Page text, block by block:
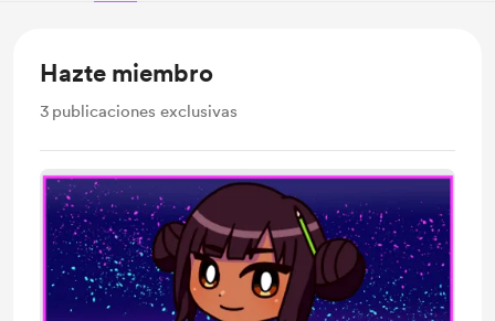
Hazte miembro
3 publicaciones exclusivas